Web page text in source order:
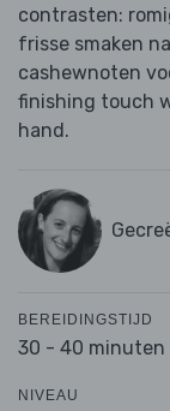
contrasten:
frisse smaken
cashewnoten
finishing touch
hand.
BEREIDINGSTIJD
30 - 40 minuten
NIVEAU